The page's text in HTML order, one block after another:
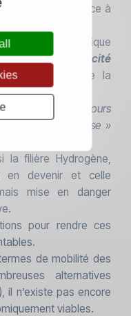
grâce à
énergétique
besoin- efficacité
».L’exploitation de la
souvent ignorée.
ne sont pas toujours
grande entreprise »
la filière Hydrogène,
en devenir et celle
mise en danger
pour rendre ces
de mobilité des
alternatives
il n’existe pas encore
viables.